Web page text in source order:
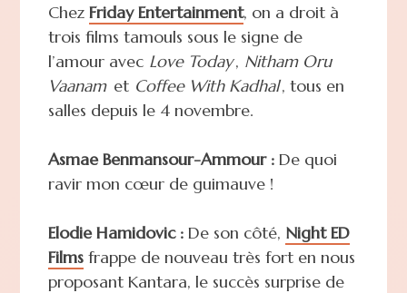
Chez Friday Entertainment, on a droit à
trois films tamouls sous le signe de
l’amour avec Love Today, Nitham Oru
Vaanam et Coffee With Kadhal, tous en
salles depuis le 4 novembre.
Asmae Benmansour-Ammour :De quoi
ravir mon cœur de guimauve !
Elodie Hamidovic :De son côté, Night ED
Filmsfrappe de nouveau très fort en nous
proposant Kantara, le succès surprise de